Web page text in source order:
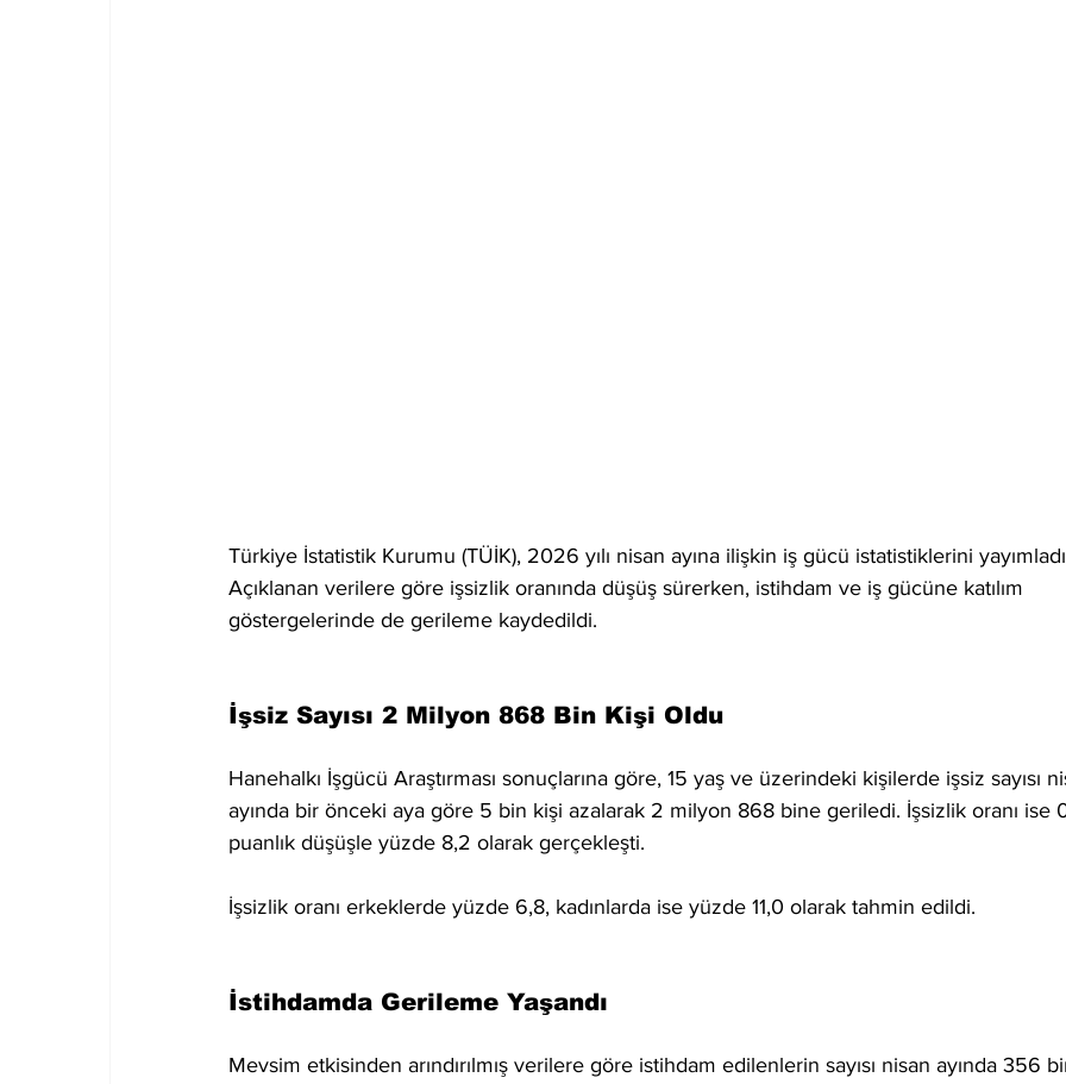
Türkiye İstatistik Kurumu (TÜİK), 2026 yılı nisan ayına ilişkin iş gücü istatistiklerini
Açıklanan verilere göre işsizlik oranında düşüş sürerken, istihdam ve iş gücüne katılım
göstergelerinde de gerileme kaydedildi.
İşsiz Sayısı 2 Milyon 868 Bin Kişi Oldu
Hanehalkı İşgücü Araştırması sonuçlarına göre, 15 yaş ve üzerindeki kişilerde işsiz sayısı
ayında bir önceki aya göre 5 bin kişi azalarak 2 milyon 868 bine geriledi. İşsizlik oranı ise
puanlık düşüşle yüzde 8,2 olarak gerçekleşti.
İşsizlik oranı erkeklerde yüzde 6,8, kadınlarda ise yüzde 11,0 olarak tahmin edildi.
İstihdamda Gerileme Yaşandı
Mevsim etkisinden arındırılmış verilere göre istihdam edilenlerin sayısı nisan ayında 356